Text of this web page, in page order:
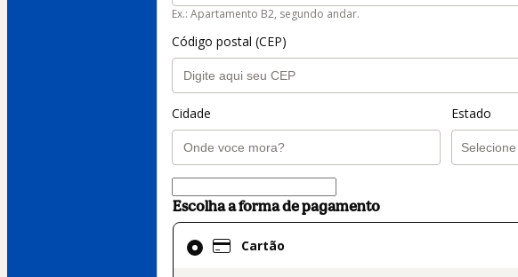
Ex.: Apartamento B2, segundo andar.
Código postal (CEP)
Cidade Estado
Escolha a forma de pagamento
Cartão
Cartão
selecionado